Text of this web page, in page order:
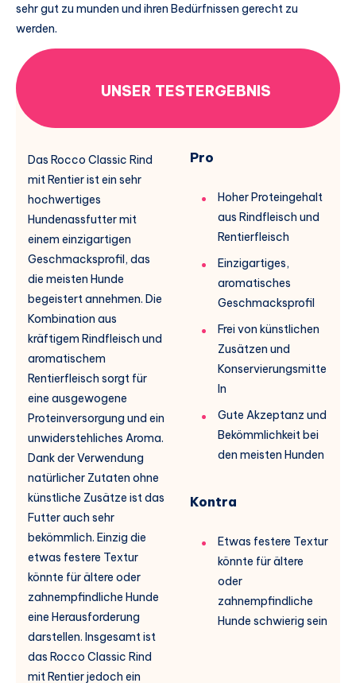
sehr gut zu munden und ihren Bedürfnissen gerecht zu
werden.
UNSER TESTERGEBNIS
Das Rocco Classic Rind
mit Rentier ist ein sehr
hochwertiges
Hundenassfutter mit
einem einzigartigen
Geschmacksprofil, das
die meisten Hunde
begeistert annehmen. Die
Kombination aus
kräftigem Rindfleisch und
aromatischem
Rentierfleisch sorgt für
eine ausgewogene
Proteinversorgung und ein
unwiderstehliches Aroma.
Dank der Verwendung
natürlicher Zutaten ohne
künstliche Zusätze ist das
Futter auch sehr
bekömmlich. Einzig die
etwas festere Textur
könnte für ältere oder
zahnempfindliche Hunde
eine Herausforderung
darstellen. Insgesamt ist
das Rocco Classic Rind
mit Rentier jedoch ein
Pro
Hoher Proteingehalt
aus Rindfleisch und
Rentierfleisch
Einzigartiges,
aromatisches
Geschmacksprofil
Frei von künstlichen
Zusätzen und
Konservierungsmitte
ln
Gute Akzeptanz und
Bekömmlichkeit bei
den meisten Hunden
Kontra
Etwas festere Textur
könnte für ältere
oder
zahnempfindliche
Hunde schwierig sein